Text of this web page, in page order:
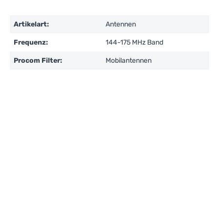
Artikelart: Antennen
Frequenz: 144-175 MHz Band
Procom Filter: Mobilantennen